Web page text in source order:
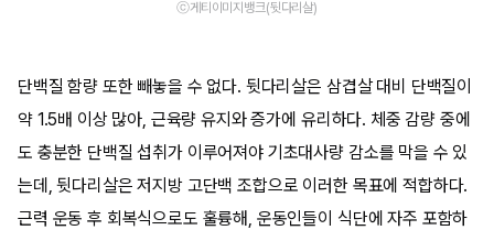
ⓒ게티이미지뱅크(뒷다리살)
단백질 함량 또한 빼놓을 수 없다. 뒷다리살은 삼겹살 대비 단백질이
약 1.5배 이상 많아, 근육량 유지와 증가에 유리하다. 체중 감량 중에
도 충분한 단백질 섭취가 이루어져야 기초대사량 감소를 막을 수 있
는데, 뒷다리살은 저지방 고단백 조합으로 이러한 목표에 적합하다.
근력 운동 후 회복식으로도 훌륭해, 운동인들이 식단에 자주 포함하